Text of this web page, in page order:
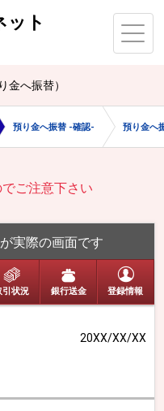
ット
金へ振替）
預り金へ振替 -確認- 預り金へ
ご注意下さい
実際の画面です
引状況 銀行送金 登録情報
20XX/XX/XX